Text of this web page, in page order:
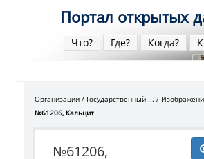
Портал открытых
Что? Где? Когда?
Организации Государственный ...
№61206, Кальцит
№61206,